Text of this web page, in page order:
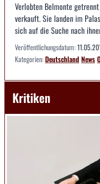
Verlobten Belmonte
verkauft. Sie landen im
sich auf die Suche nach
Veröffentlichungsdatum:
Kategorien:DeutschlandNews
Kritiken